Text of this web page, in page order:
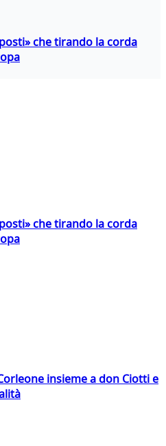
che tirando la corda
che tirando la corda
insieme a don Ciotti e